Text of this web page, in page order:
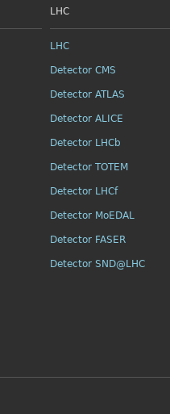
LHC
LHC
Detector CMS
Detector ATLAS
Detector ALICE
Detector LHCb
Detector TOTEM
Detector LHCf
Detector MoEDAL
Detector FASER
Detector SND@LHC